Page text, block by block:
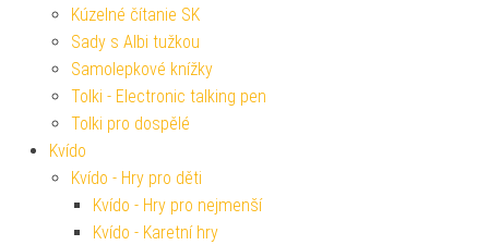
Kúzelné čítanie SK
Sady s Albi tužkou
Samolepkové knížky
Tolki - Electronic talking pen
Tolki pro dospělé
Kvído
Kvído - Hry pro děti
Kvído - Hry pro nejmenší
Kvído - Karetní hry